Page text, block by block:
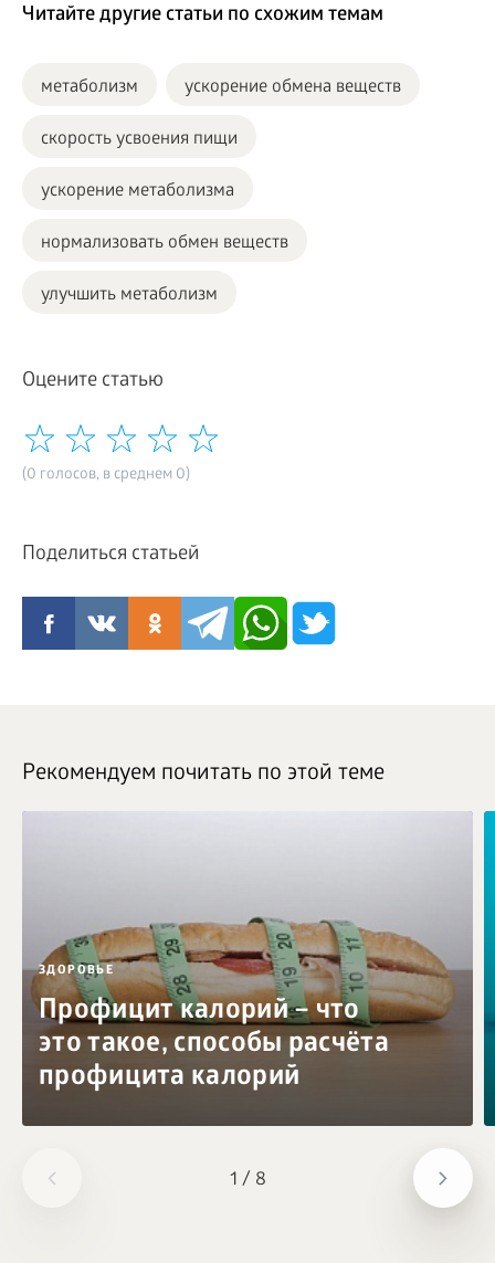
Читайте другие статьи по схожим темам
метаболизм ускорение обмена веществ
скорость усвоения пищи
ускорение метаболизма
нормализовать обмен веществ
улучшить метаболизм
Оцените статью
(0 голосов, в среднем 0)
Поделиться статьей
1 / 8
Рекомендуем почитать по этой теме
ЗДОРОВЬЕ
Профицит калорий – что
это такое, способы расчёта
профицита калорий